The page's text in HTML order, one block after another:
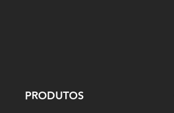
PRODUTOS